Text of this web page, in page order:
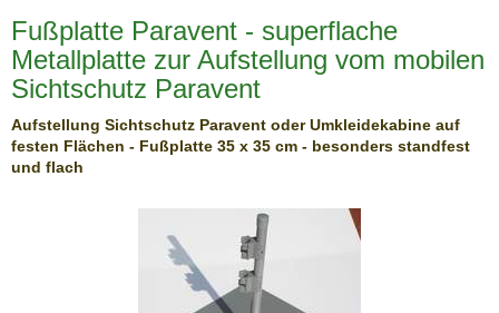
Fußplatte Paravent - superflache
Metallplatte zur Aufstellung vom mobilen
Sichtschutz Paravent
Aufstellung Sichtschutz Paravent oder Umkleidekabine auf
festen Flächen - Fußplatte 35 x 35 cm - besonders standfest
und flach